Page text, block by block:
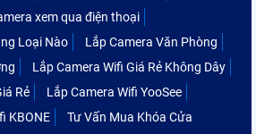
xem qua điện thoại
Loại Nào
Lắp Camera Văn Phòng
Lắp Camera Wifi Giá Rẻ Không Dây
Rẻ
Lắp Camera Wifi YooSee
KBONE
Tư Vấn Mua Khóa Cửa